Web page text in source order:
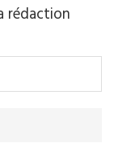
rédaction